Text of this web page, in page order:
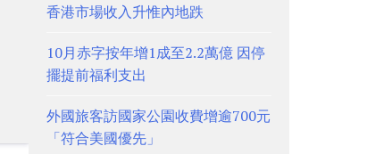
香港市場收入升惟內地跌
10月赤字按年增1成至2.2萬億 因停
擺提前福利支出
外國旅客訪國家公園收費增逾700元
「符合美國優先」